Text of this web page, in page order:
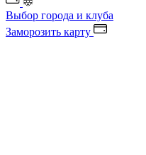
Выбор города и клуба
Заморозить карту